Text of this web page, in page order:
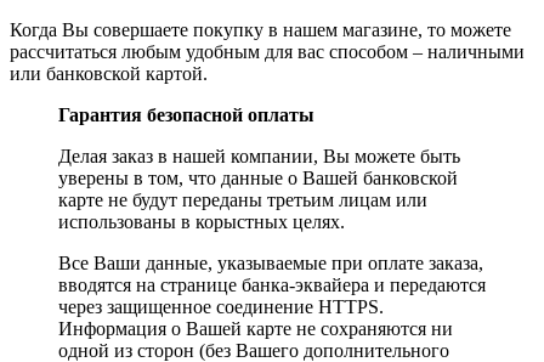
Когда Вы совершаете покупку в нашем магазине, то можете
рассчитаться любым удобным для вас способом – наличными
или банковской картой.
Гарантия безопасной оплаты
Делая заказ в нашей компании, Вы можете быть
уверены в том, что данные о Вашей банковской
карте не будут переданы третьим лицам или
использованы в корыстных целях.
Все Ваши данные, указываемые при оплате заказа,
вводятся на странице банка-эквайера и передаются
через защищенное соединение HTTPS.
Информация о Вашей карте не сохраняются ни
одной из сторон (без Вашего дополнительного